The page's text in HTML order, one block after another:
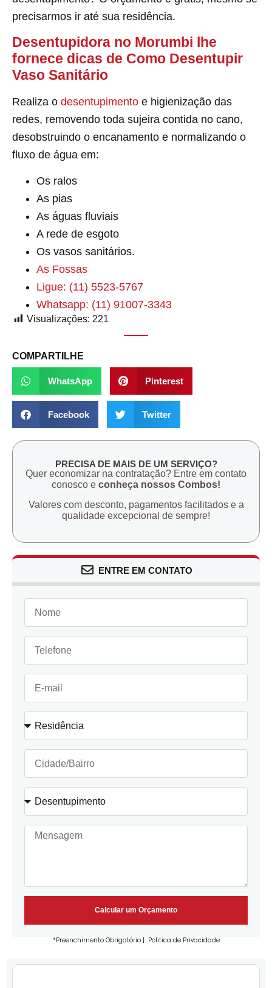
precisarmos ir até sua residência.
Desentupidora no Morumbi lhe
fornece dicas de Como Desentupir
Vaso Sanitário
Realiza o desentupimento e higienização das
redes, removendo toda sujeira contida no cano,
desobstruindo o encanamento e normalizando o
fluxo de água em:
Os ralos
As pias
As águas fluviais
A rede de esgoto
Os vasos sanitários.
As Fossas
Ligue: (11) 5523-5767
Whatsapp: (11) 91007-3343
Visualizações: 221
COMPARTILHE
WhatsApp Pinterest
Facebook Twitter
PRECISA DE MAIS DE UM SERVIÇO?
Quer economizar na contratação? Entre em contato
conosco e conheça nossos Combos!
Valores com desconto, pagamentos facilitados e a
qualidade excepcional de sempre!
ENTRE EM CONTATO
Calcular um Orçamento
*Preenchimento Obrigatório | Politica de Privacidade